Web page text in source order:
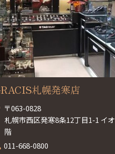
札幌発寒店
〒063-0828
札幌市西区発寒8条12丁目1-1 イ
階
011-668-0800